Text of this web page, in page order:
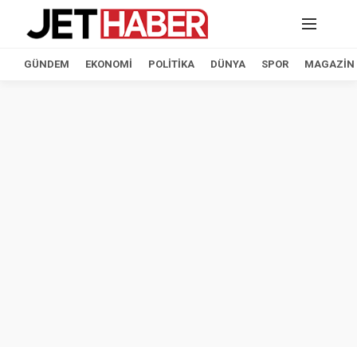
GÜNDEM EKONOMI POLITIKA DÜNYA SPOR MAGAZIN